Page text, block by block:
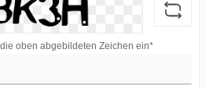
oben abgebildeten Zeichen ein*